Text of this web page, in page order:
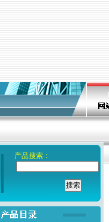
产品搜索：